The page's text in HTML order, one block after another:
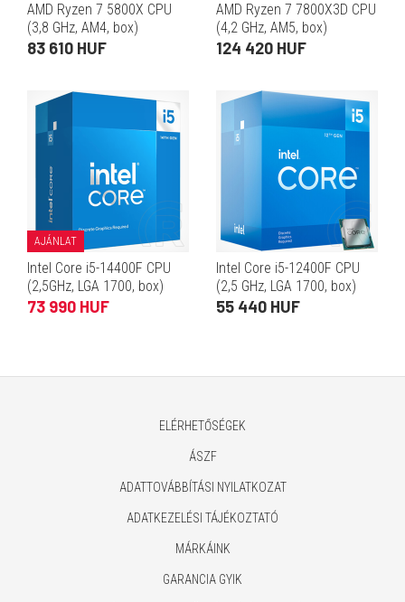
AMD Ryzen 7 5800X CPU
(3,8 GHz, AM4, box)
83 610 HUF
AMD Ryzen 7 7800X3D CPU
(4,2 GHz, AM5, box)
124 420 HUF
AJÁNLAT
Intel Core i5-14400F CPU
(2,5GHz, LGA 1700, box)
73 990 HUF
Intel Core i5-12400F CPU
(2,5 GHz, LGA 1700, box)
55 440 HUF
ELÉRHETŐSÉGEK
ÁSZF
ADATTOVÁBBÍTÁSI NYILATKOZAT
ADATKEZELÉSI TÁJÉKOZTATÓ
MÁRKÁINK
GARANCIA GYIK